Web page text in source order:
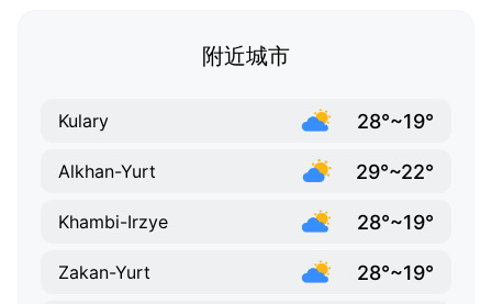
附近城市
Kulary 28°~19°
Alkhan-Yurt 29°~22°
Khambi-Irzye 28°~19°
Zakan-Yurt 28°~19°